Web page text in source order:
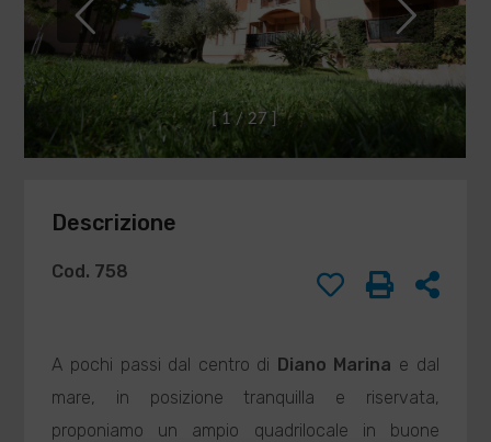
IMMOBILIARE
BARISONE
DI
BARISONE
*
Telefono
*
Email
*
Compilando ed
inviando questo
modulo di
dell'informativa
privacy.
1 / 2 7 ]
Descrizione
Cod. 758
A pochi passi dal centro di Diano Marina e dal
mare, in posizione tranquilla e riservata,
proponiamo un ampio quadrilocale in buone